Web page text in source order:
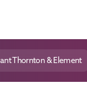
Thornton & Element